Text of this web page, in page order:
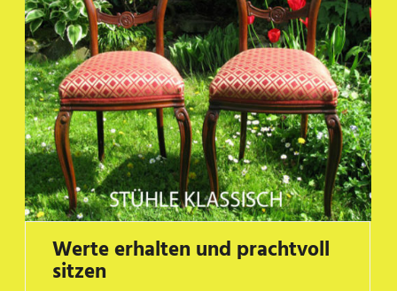
Werte erhalten und prachtvoll
sitzen